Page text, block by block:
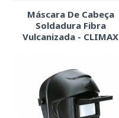
Máscara De Cabeça
Soldadura Fibra
Vulcanizada - CLIMAX